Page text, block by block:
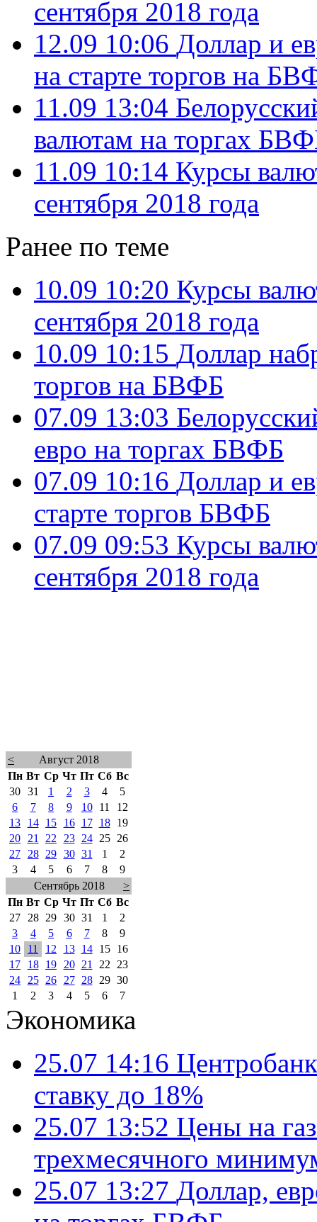
сентября 2018 года
12.09 10:06 Доллар и
на старте торгов на
11.09 13:04
валютам на торгах
11.09 10:14 Курсы
сентября 2018 года
Ранее по теме
10.09 10:20 Курсы
сентября 2018 года
10.09 10:15 Доллар
торгов на БВФБ
07.09 13:03
евро на торгах БВФБ
07.09 10:16 Доллар и
старте торгов БВФБ
07.09 09:53 Курсы
сентября 2018 года
<
Август 2018
Пн Вт Ср Чт Пт Сб Вс
30 31 1 2 3 4
5
6
7 8 9 10 11
12
13
14 15 16 17 18
19
20
21 22 23 24 25
26
27
28 29 30 31 1
2
3
4 5 6 7 8
9
Сентябрь 2018
>
Пн Вт Ср Чт Пт Сб Вс
27
28 29 30 31 1
2
3
4 5 6 7 8
9
10
11 12 13 14 15
16
17
18 19 20 21 22
23
24
25 26 27 28 29 30
1
2 3 4 5 6 7
Экономика
25.07 14:16
ставку до 18%
25.07 13:52 Цены на
трехмесячного
25.07 13:27 Доллар,